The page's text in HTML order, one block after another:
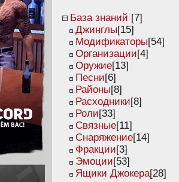
База знаний [7]
Джинглы[15]
Модификаторы[54]
Организации[4]
Оружие[13]
Песни[6]
Районы[8]
Расходники[8]
Роли[33]
Связные[11]
Снаряжение[14]
Фракции[3]
Эмоции[53]
Ящики Джокера[28]